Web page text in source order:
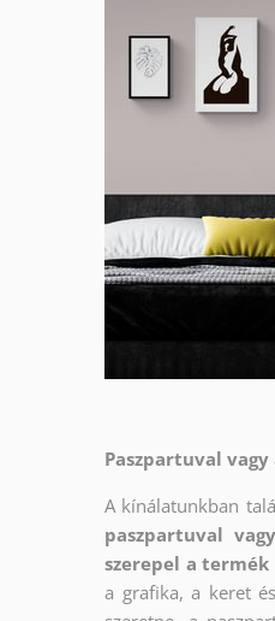
Paszpartuval
A kínálatunkban
paszpartuval
szerepel a termék
a grafika, a keret